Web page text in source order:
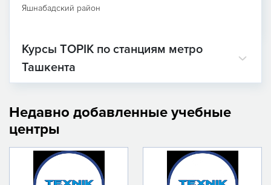
Яшнабадский район
Курсы TOPIK по станциям метро
Ташкента
Недавно добавленные учебные
центры